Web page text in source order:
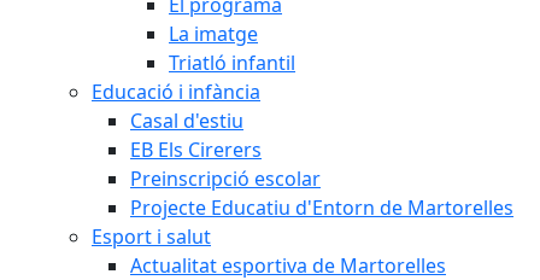
La imatge
Triatló infantil
Educació i infància
Casal d'estiu
EB Els Cirerers
Preinscripció escolar
Projecte Educatiu d'Entorn de Martorelles
Esport i salut
Actualitat esportiva de Martorelles